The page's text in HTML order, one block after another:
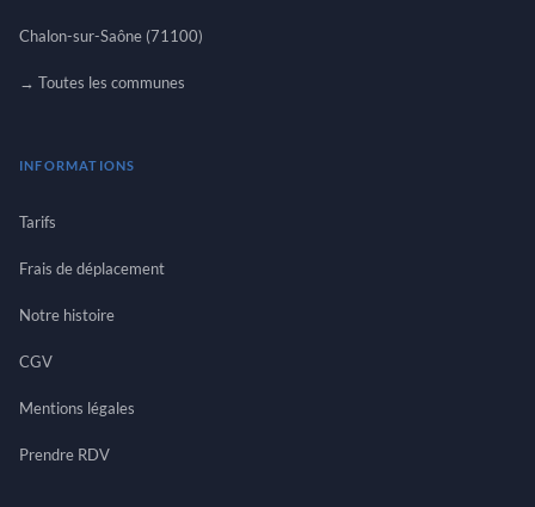
Chalon-sur-Saône (71100)
→ Toutes les communes
INFORMATIONS
Tarifs
Frais de déplacement
Notre histoire
CGV
Mentions légales
Prendre RDV